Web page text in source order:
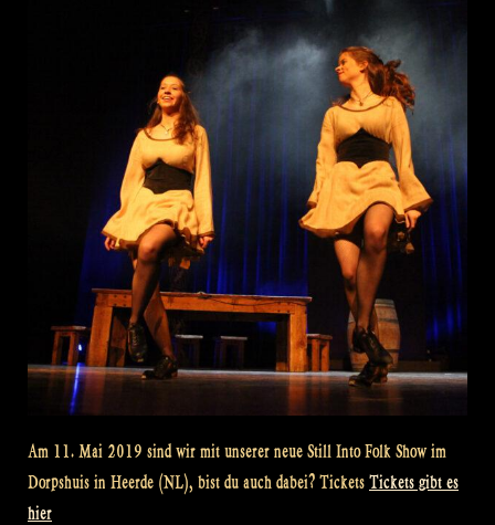
Am 11. Mai 2019 sind wir mit unserer neue Still Into Folk Show im
Dorpshuis in Heerde (NL), bist du auch dabei? Tickets Tickets gibt es
hier